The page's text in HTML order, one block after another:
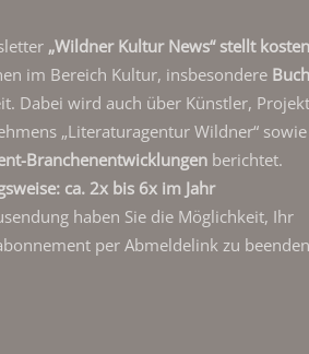
„Wildner Kultur News“ stellt
im Bereich Kultur, insbesondere
Dabei wird auch über Künstler,
„Literaturagentur Wildner“ sowie
Branchenentwicklungen berichtet.
ca. 2x bis 6x im Jahr
haben Sie die Möglichkeit, Ihr
per Abmeldelink zu